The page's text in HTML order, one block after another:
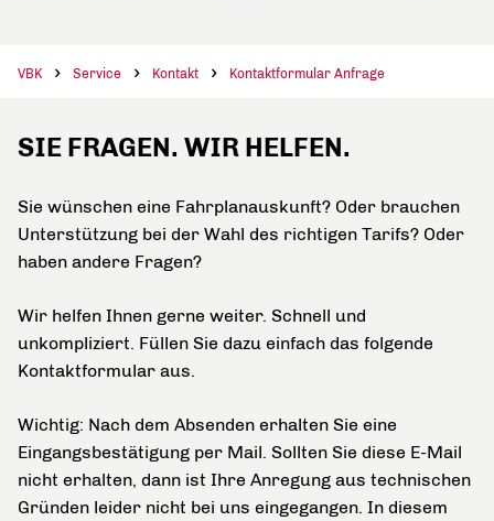
VBK Service Kontakt Kontaktformular Anfrage
SIE FRAGEN. WIR HELFEN.
Sie wünschen eine Fahrplanauskunft? Oder brauchen
Unterstützung bei der Wahl des richtigen Tarifs? Oder
haben andere Fragen?
Wir helfen Ihnen gerne weiter. Schnell und
unkompliziert. Füllen Sie dazu einfach das folgende
Kontaktformular aus.
Wichtig: Nach dem Absenden erhalten Sie eine
Eingangsbestätigung per Mail. Sollten Sie diese E-Mail
nicht erhalten, dann ist Ihre Anregung aus technischen
Gründen leider nicht bei uns eingegangen. In diesem